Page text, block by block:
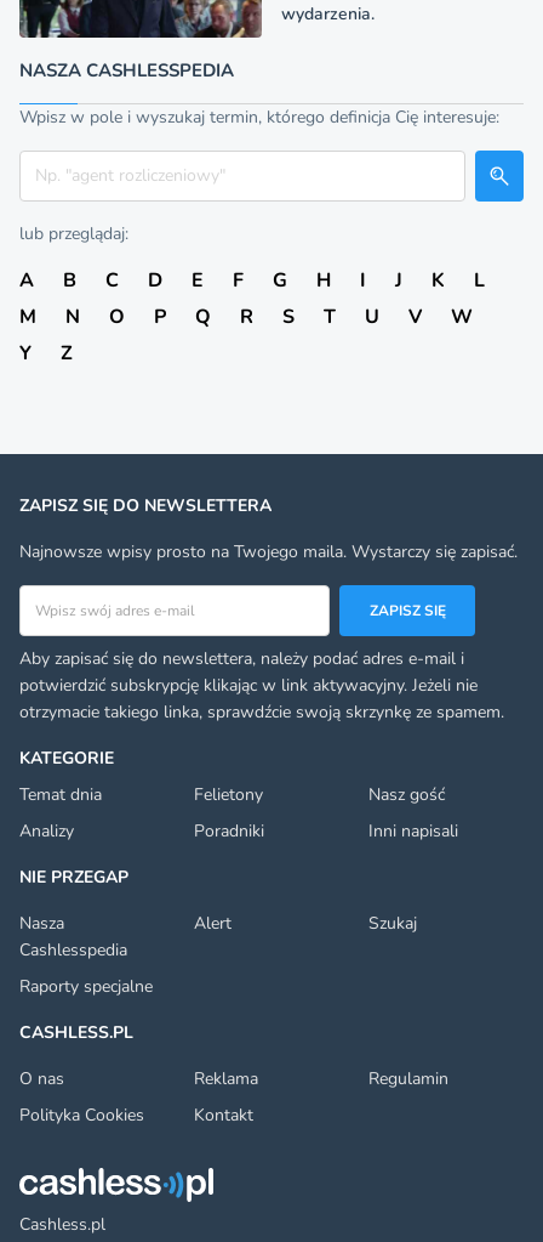
wydarzenia.
NASZA CASHLESSPEDIA
Wpisz w pole i wyszukaj termin, którego definicja Cię interesuje:
Szukaj
lub przeglądaj:
A B C D E F G H I J K
L
M
N O P Q R S T U V
W
Y
Z
Cashless.pl
KATEGORIE
Temat dnia
Felietony
Nasz gość
Analizy
Poradniki
Inni napisali
NIE PRZEGAP
Nasza
Cashlesspedia
Alert Szukaj
Raporty specjalne
CASHLESS.PL
O nas
Reklama
Regulamin
Polityka Cookies
Kontakt
ZAPISZ SIĘ DO NEWSLETTERA
Najnowsze wpisy prosto na Twojego maila. Wystarczy się zapisać.
Adres email
ZAPISZ SIĘ
Aby zapisać się do newslettera, należy podać adres e-mail i
potwierdzić subskrypcję klikając w link aktywacyjny. Jeżeli nie
otrzymacie takiego linka, sprawdźcie swoją skrzynkę ze spamem.